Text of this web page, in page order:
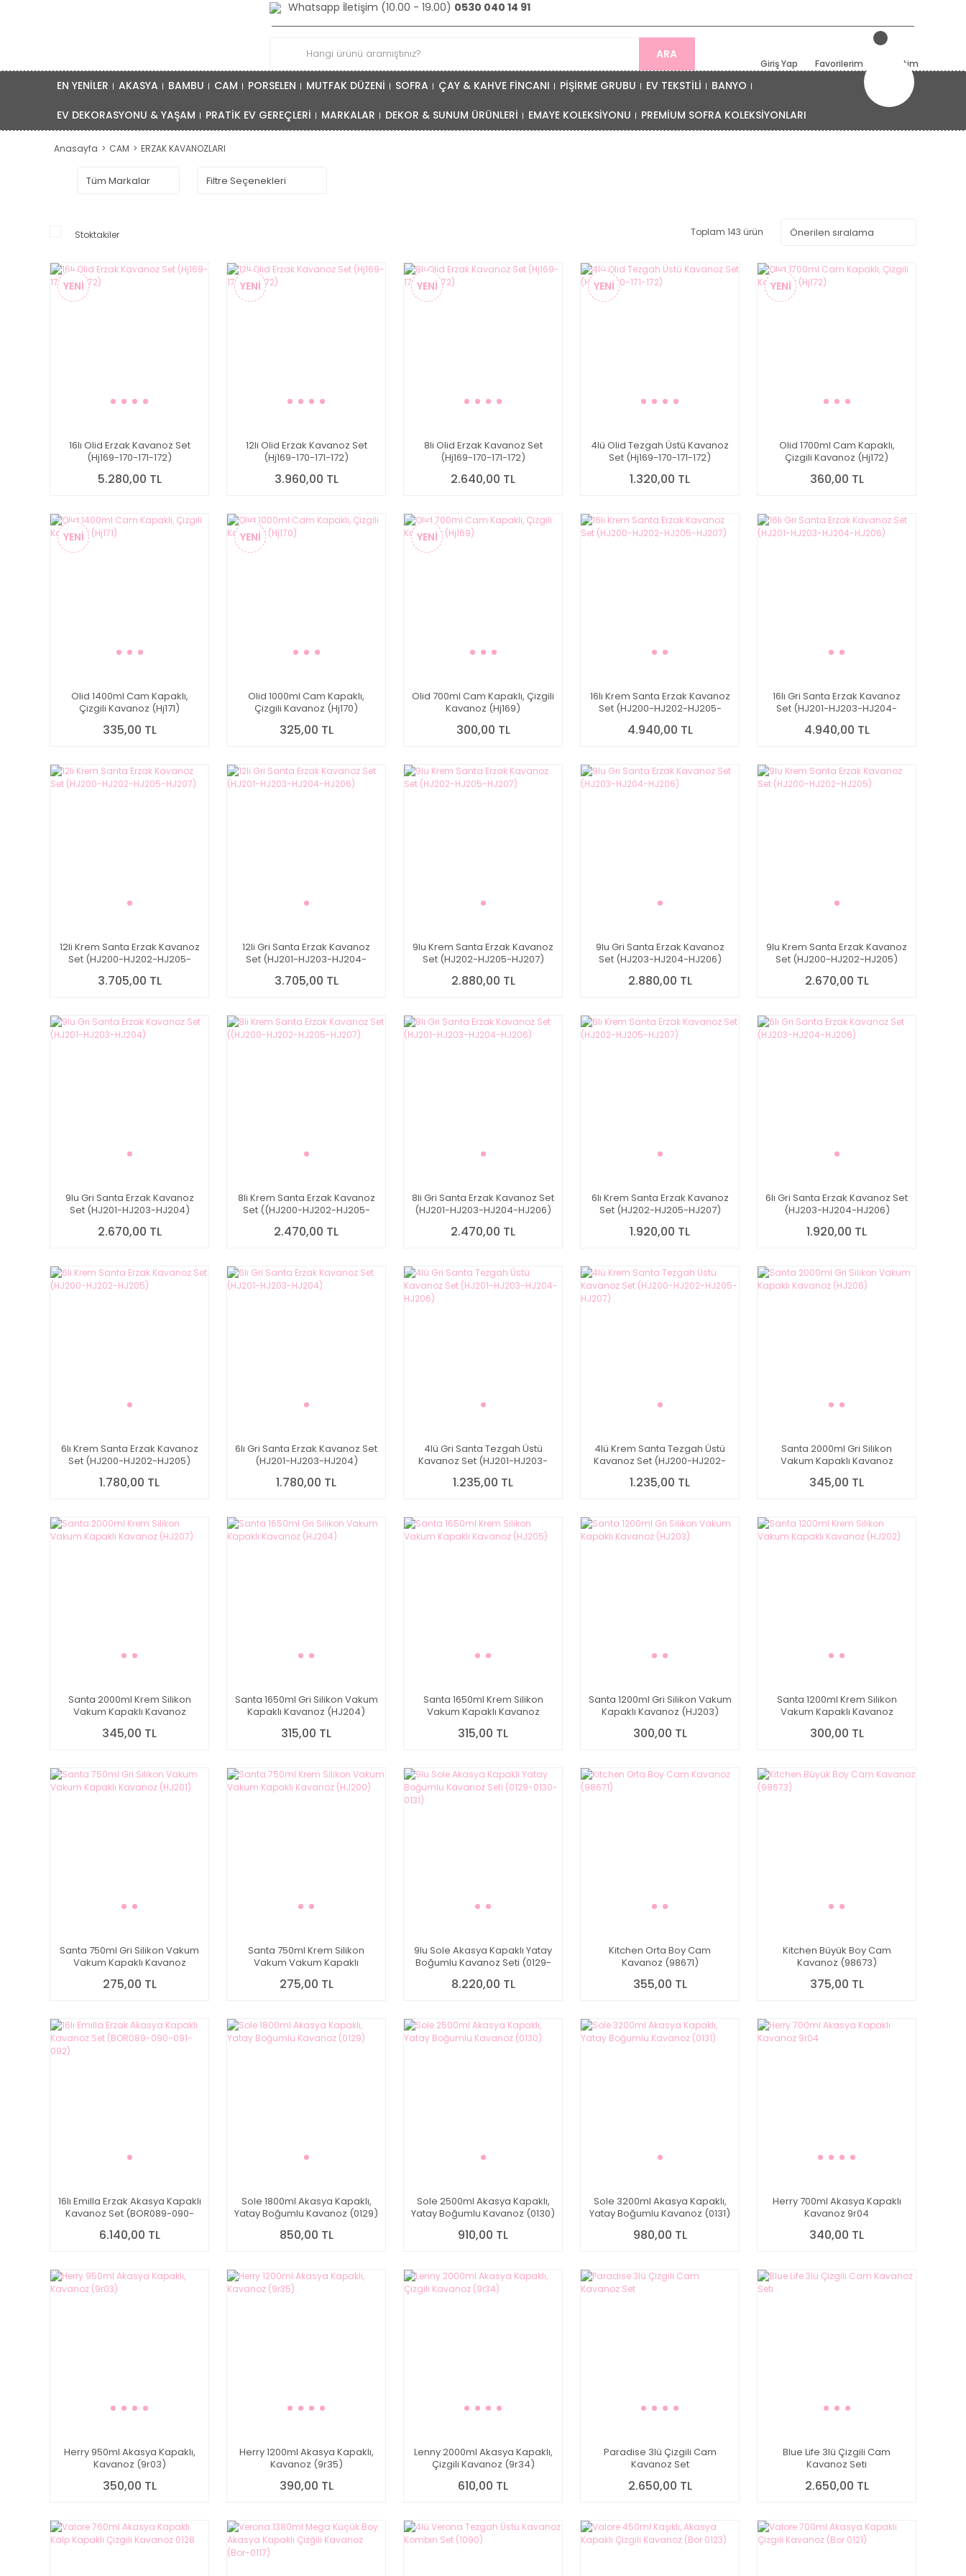
Whatsapp İletişim (10.00 - 19.00) 0530 040 14 91
ARA
Giriş Yap Favorilerim Sepetim
EN YENİLER AKASYA BAMBU CAM PORSELEN MUTFAK DÜZENİ SOFRA ÇAY & KAHVE FİNCANI PİŞİRME GRUBU EV TEKSTİLİ BANYO
EV DEKORASYONU & YAŞAM PRATİK EV GEREÇLERİ MARKALAR DEKOR & SUNUM ÜRÜNLERİ EMAYE KOLEKSİYONU PREMİUM SOFRA KOLEKSİYONLARI
Anasayfa CAM ERZAK KAVANOZLARI
Stoktakiler Toplam 143 ürün
YENİ
16lı Olid Erzak Kavanoz Set
(Hj169-170-171-172)
5.280,00 TL
YENİ
12li Olid Erzak Kavanoz Set
(Hj169-170-171-172)
3.960,00 TL
YENİ
8li Olid Erzak Kavanoz Set
(Hj169-170-171-172)
2.640,00 TL
YENİ
4lü Olid Tezgah Üstü Kavanoz
Set (Hj169-170-171-172)
1.320,00 TL
YENİ
Olid 1700ml Cam Kapaklı,
Çizgili Kavanoz (Hj172)
360,00 TL
YENİ
Olid 1400ml Cam Kapaklı,
Çizgili Kavanoz (Hj171)
335,00 TL
YENİ
Olid 1000ml Cam Kapaklı,
Çizgili Kavanoz (Hj170)
325,00 TL
YENİ
Olid 700ml Cam Kapaklı, Çizgili
Kavanoz (Hj169)
300,00 TL
16lı Krem Santa Erzak Kavanoz
Set (HJ200-HJ202-HJ205-
4.940,00 TL
16lı Gri Santa Erzak Kavanoz
Set (HJ201-HJ203-HJ204-
4.940,00 TL
12li Krem Santa Erzak Kavanoz
Set (HJ200-HJ202-HJ205-
3.705,00 TL
12li Gri Santa Erzak Kavanoz
Set (HJ201-HJ203-HJ204-
3.705,00 TL
9lu Krem Santa Erzak Kavanoz
Set (HJ202-HJ205-HJ207)
2.880,00 TL
9lu Gri Santa Erzak Kavanoz
Set (HJ203-HJ204-HJ206)
2.880,00 TL
9lu Krem Santa Erzak Kavanoz
Set (HJ200-HJ202-HJ205)
2.670,00 TL
9lu Gri Santa Erzak Kavanoz
Set (HJ201-HJ203-HJ204)
2.670,00 TL
8li Krem Santa Erzak Kavanoz
Set ((HJ200-HJ202-HJ205-
2.470,00 TL
8li Gri Santa Erzak Kavanoz Set
(HJ201-HJ203-HJ204-HJ206)
2.470,00 TL
6lı Krem Santa Erzak Kavanoz
Set (HJ202-HJ205-HJ207)
1.920,00 TL
6lı Gri Santa Erzak Kavanoz Set
(HJ203-HJ204-HJ206)
1.920,00 TL
6lı Krem Santa Erzak Kavanoz
Set (HJ200-HJ202-HJ205)
1.780,00 TL
6lı Gri Santa Erzak Kavanoz Set
(HJ201-HJ203-HJ204)
1.780,00 TL
4lü Gri Santa Tezgah Üstü
Kavanoz Set (HJ201-HJ203-
1.235,00 TL
4lü Krem Santa Tezgah Üstü
Kavanoz Set (HJ200-HJ202-
1.235,00 TL
Santa 2000ml Gri Silikon
Vakum Kapaklı Kavanoz
345,00 TL
Santa 2000ml Krem Silikon
Vakum Kapaklı Kavanoz
345,00 TL
Santa 1650ml Gri Silikon Vakum
Kapaklı Kavanoz (HJ204)
315,00 TL
Santa 1650ml Krem Silikon
Vakum Kapaklı Kavanoz
315,00 TL
Santa 1200ml Gri Silikon Vakum
Kapaklı Kavanoz (HJ203)
300,00 TL
Santa 1200ml Krem Silikon
Vakum Kapaklı Kavanoz
300,00 TL
Santa 750ml Gri Silikon Vakum
Vakum Kapaklı Kavanoz
275,00 TL
Santa 750ml Krem Silikon
Vakum Vakum Kapaklı
275,00 TL
9lu Sole Akasya Kapaklı Yatay
Boğumlu Kavanoz Seti (0129-
8.220,00 TL
Kitchen Orta Boy Cam
Kavanoz (98671)
355,00 TL
Kitchen Büyük Boy Cam
Kavanoz (98673)
375,00 TL
16lı Emilla Erzak Akasya Kapaklı
Kavanoz Set (BOR089-090-
6.140,00 TL
Sole 1800ml Akasya Kapaklı,
Yatay Boğumlu Kavanoz (0129)
850,00 TL
Sole 2500ml Akasya Kapaklı,
Yatay Boğumlu Kavanoz (0130)
910,00 TL
Sole 3200ml Akasya Kapaklı,
Yatay Boğumlu Kavanoz (0131)
980,00 TL
Herry 700ml Akasya Kapaklı
Kavanoz 9r04
340,00 TL
Herry 950ml Akasya Kapaklı,
Kavanoz (9r03)
350,00 TL
Herry 1200ml Akasya Kapaklı,
Kavanoz (9r35)
390,00 TL
Lenny 2000ml Akasya Kapaklı,
Çizgili Kavanoz (9r34)
610,00 TL
Paradise 3lü Çizgili Cam
Kavanoz Set
2.650,00 TL
Blue Life 3lü Çizgili Cam
Kavanoz Seti
2.650,00 TL